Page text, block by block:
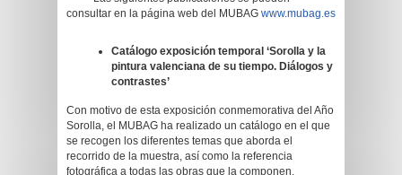
consultar en la página web del MUBAG www.mubag.es
Catálogo exposición temporal ‘Sorolla y la
pintura valenciana de su tiempo. Diálogos y
contrastes’
Con motivo de esta exposición conmemorativa del Año
Sorolla, el MUBAG ha realizado un catálogo en el que
se recogen los diferentes temas que aborda el
recorrido de la muestra, así como la referencia
fotográfica a todas las obras que la componen.